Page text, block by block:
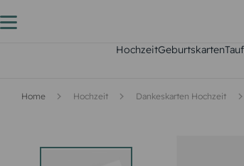
HochzeitGeburtskarten
Home Hochzeit Dankeskarten Hochzeit